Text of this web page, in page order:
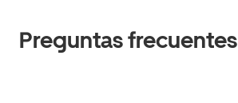
Preguntas frecuentes